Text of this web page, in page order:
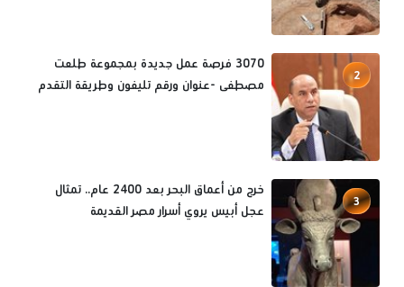
2
3070 فرصة عمل جديدة بمجموعة طلعت
مصطفى -عنوان ورقم تليفون وطريقة التقدم
3
خرج من أعماق البحر بعد 2400 عام.. تمثال
عجل أبيس يروي أسرار مصر القديمة